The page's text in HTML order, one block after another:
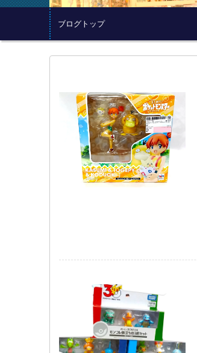
ブログトップ